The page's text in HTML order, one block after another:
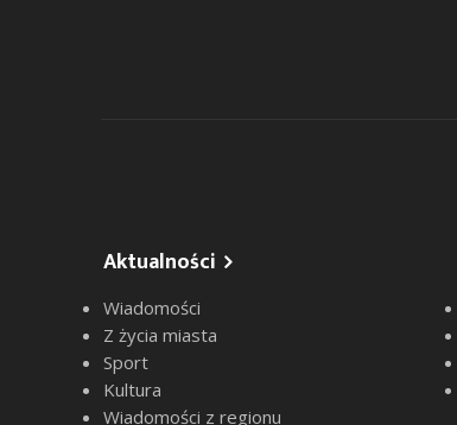
Aktualności
Wiadomości
Z życia miasta
Sport
Kultura
Wiadomości z regionu